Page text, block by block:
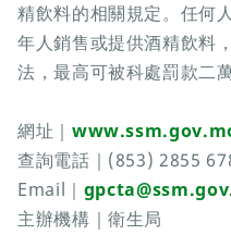
精飲料的相關規定。任何
年人銷售或提供酒精飲料
法，最高可被科處罰款二
網址｜
查詢電話｜(853) 2855
Email｜
主辦機構｜衛生局